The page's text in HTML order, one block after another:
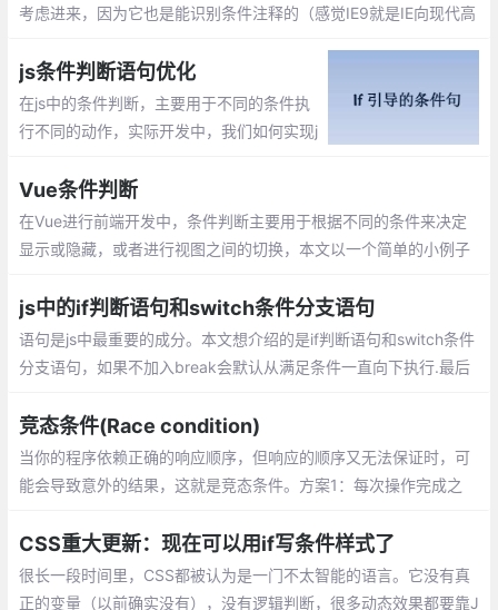
考虑进来，因为它也是能识别条件注释的（感觉IE9就是IE向现代高
问题照样存在）
js条件判断语句优化
在js中的条件判断，主要用于不同的条件执
行不同的动作，实际开发中，我们如何实现j
用if else或者三元运算，2、当2个条件是用i
f...elseif...else...3、三个条件及以上时候推
荐用switch
Vue条件判断
在Vue进行前端开发中，条件判断主要用于根据不同的条件来决定
显示或隐藏，或者进行视图之间的切换，本文以一个简单的小例子
js中的if判断语句和switch条件分支语句
语句是js中最重要的成分。本文想介绍的是if判断语句和switch条件
分支语句，如果不加入break会默认从满足条件一直向下执行.最后
判断，大家一定要注意一下
竞态条件(Race condition)
当你的程序依赖正确的响应顺序，但响应的顺序又无法保证时，可
能会导致意外的结果，这就是竞态条件。方案1：每次操作完成之
应
CSS重大更新：现在可以用if写条件样式了
很长一段时间里，CSS都被认为是一门不太智能的语言。它没有真
正的变量（以前确实没有），没有逻辑判断，很多动态效果都要靠J